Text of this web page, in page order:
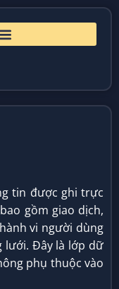
tin được ghi trực
gồm giao dịch,
vi người dùng
lưới. Đây là lớp dữ
phụ thuộc vào